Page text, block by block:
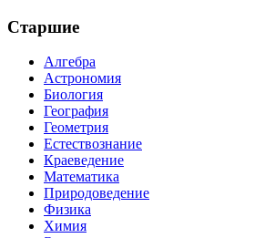
Старшие
Алгебра
Астрономия
Биология
География
Геометрия
Естествознание
Краеведение
Математика
Природоведение
Физика
Химия